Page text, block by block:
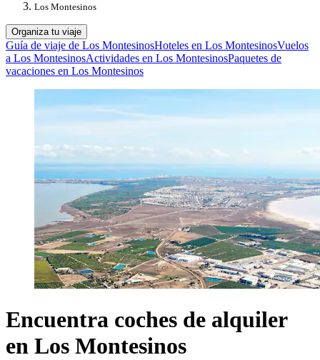
Los Montesinos
Organiza tu viaje
Guía de viaje de Los MontesinosHoteles en Los MontesinosVuelos
a Los MontesinosActividades en Los MontesinosPaquetes de
vacaciones en Los Montesinos
Encuentra coches de alquiler
en Los Montesinos